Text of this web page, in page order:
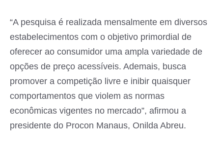
“A pesquisa é realizada mensalmente em diversos
estabelecimentos com o objetivo primordial de
oferecer ao consumidor uma ampla variedade de
opções de preço acessíveis. Ademais, busca
promover a competição livre e inibir quaisquer
comportamentos que violem as normas
econômicas vigentes no mercado”, afirmou a
presidente do Procon Manaus, Onilda Abreu.